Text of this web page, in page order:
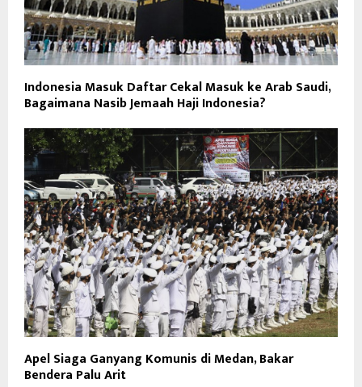
Indonesia Masuk Daftar Cekal Masuk ke Arab Saudi,
Bagaimana Nasib Jemaah Haji Indonesia?
Apel Siaga Ganyang Komunis di Medan, Bakar
Bendera Palu Arit